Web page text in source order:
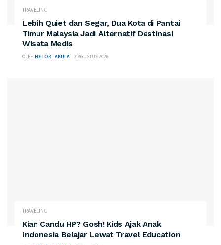
TRAVELING
​Lebih Quiet dan Segar, Dua Kota di Pantai
Timur Malaysia Jadi Alternatif Destinasi
Wisata Medis
OLEH EDITOR : AKULA 3 AGUSTUS 2026
TRAVELING
Kian Candu HP? Gosh! Kids Ajak Anak
Indonesia Belajar Lewat Travel Education